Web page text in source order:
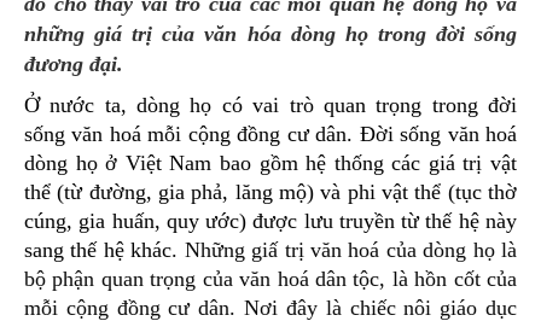
những giá trị của văn hóa dòng họ trong đời sống
đương đại.
Ở nước ta, dòng họ có vai trò quan trọng trong đời
sống văn hoá mỗi cộng đồng cư dân. Đời sống văn hoá
dòng họ ở Việt Nam bao gồm hệ thống các giá trị vật
thể (từ đường, gia phả, lăng mộ) và phi vật thể (tục thờ
cúng, gia huấn, quy ước) được lưu truyền từ thế hệ này
sang thế hệ khác. Những giấ trị văn hoá của dòng họ là
bộ phận quan trọng của văn hoá dân tộc, là hồn cốt của
mỗi cộng đồng cư dân. Nơi đây là chiếc nôi giáo dục